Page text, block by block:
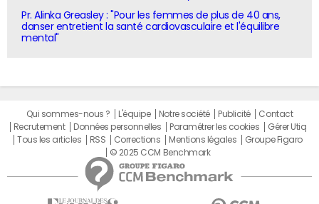
Pr. Alinka Greasley : "Pour les femmes de plus de 40 ans,
danser entretient la santé cardiovasculaire et l'équilibre
mental"
Qui sommes-nous ? L'équipe Notre société Publicité
Contact
Recrutement
Données personnelles Paramétrer les cookies
Gérer Utiq
Tous les articles
RSS Corrections Mentions légales
Groupe Figaro
© 2025 CCM Benchmark